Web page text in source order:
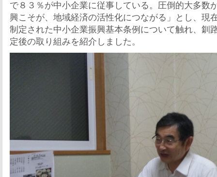
で８３％が中小企業に従事している。圧倒的大多数
興こそが、地域経済の活性化につながる」とし、現
制定された中小企業振興基本条例について触れ、釧
定後の取り組みを紹介しました。